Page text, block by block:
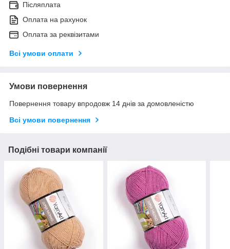
Післяплата
Оплата на рахунок
Оплата за реквізитами
Всі умови оплати
Умови повернення
Повернення товару впродовж 14 днів за домовленістю
Всі умови повернення
Подібні товари компанії